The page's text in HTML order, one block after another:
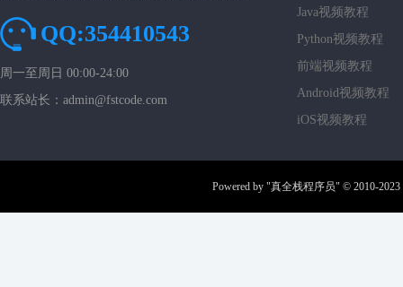
QQ:354410543
周一至周日 00:00-24:00
联系站长：admin@fstcode.com
Java视频教程
Python视频教程
前端视频教程
Android视频教程
iOS视频教程
Powered by "真全栈程序员" © 2010-2023